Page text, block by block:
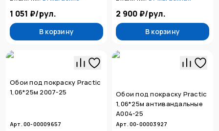
1 051 ₽/рул.
В корзину
2 900 ₽/рул.
В корзину
Обои под покраску Practic
1,06*25м 2007-25
Арт. 00-00009657
Обои под покраску Practic
1,06*25м антивандальные
А004-25
Арт. 00-00003927